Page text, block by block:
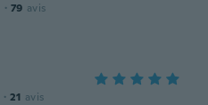
· 79 avis
· 21 avis